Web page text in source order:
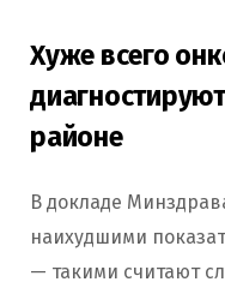
Хуже всего
районе
В докладе
наихудшими
— такими считают